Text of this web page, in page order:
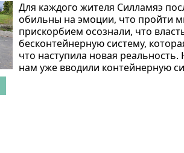
Для каждого жителя Силламяэ
обильны на эмоции, что пройти
прискорбием осознали, что
бесконтейнерную систему,
что наступила новая
нам уже вводили контейнерную